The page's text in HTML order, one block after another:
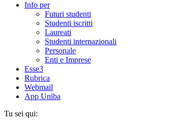
Info per
Futuri studenti
Studenti iscritti
Laureati
Studenti internazionali
Personale
Enti e Imprese
Esse3
Rubrica
Webmail
App Uniba
Tu sei qui: